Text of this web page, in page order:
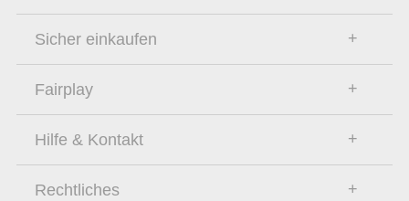
Sicher einkaufen
Fairplay
Hilfe & Kontakt
Rechtliches